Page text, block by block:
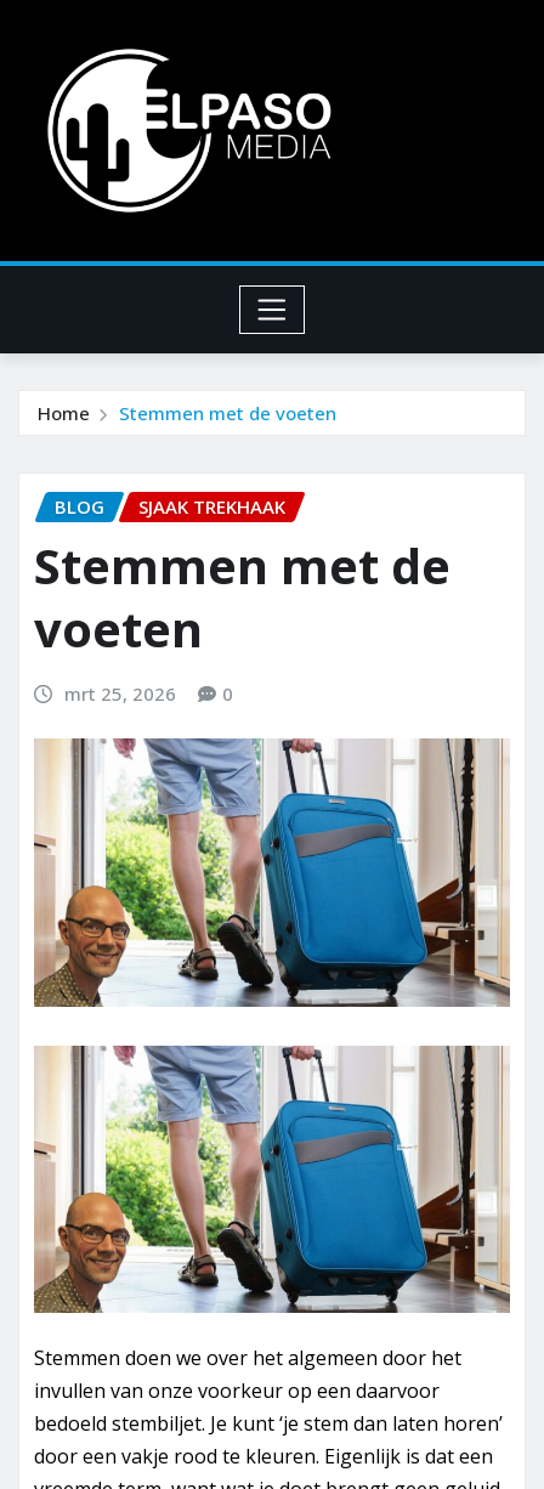
Home Stemmen met de voeten
BLOG SJAAK TREKHAAK
Stemmen met de
voeten
mrt 25, 2026 0
Stemmen doen we over het algemeen door het
invullen van onze voorkeur op een daarvoor
bedoeld stembiljet. Je kunt ‘je stem dan laten horen’
door een vakje rood te kleuren. Eigenlijk is dat een